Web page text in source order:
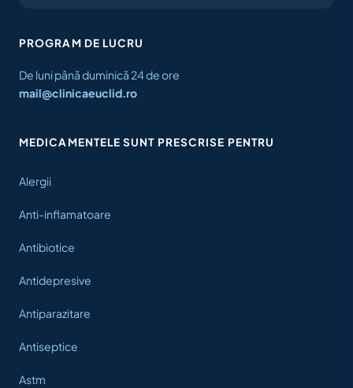
PROGRAM DE LUCRU
De luni până duminică 24 de ore
mail@clinicaeuclid.ro
MEDICAMENTELE SUNT PRESCRISE PENTRU
Alergii
Anti-inflamatoare
Antibiotice
Antidepresive
Antiparazitare
Antiseptice
Astm